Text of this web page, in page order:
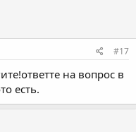
#17
на вопрос в
есть.